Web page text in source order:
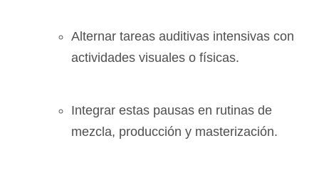
Alternar tareas auditivas intensivas con
actividades visuales o físicas.
Integrar estas pausas en rutinas de
mezcla, producción y masterización.